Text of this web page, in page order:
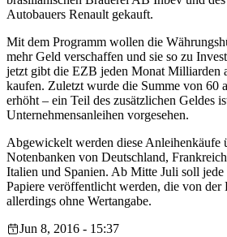
Autobauers Renault gekauft.
Mit dem Programm wollen die
mehr Geld verschaffen und sie so zu
jetzt gibt die EZB jeden Monat Milliarden
kaufen. Zuletzt wurde die Summe von 60
erhöht – ein Teil des zusätzlichen Geldes
Unternehmensanleihen vorgesehen.
Abgewickelt werden diese Anleihenkäufe
Notenbanken von Deutschland,
Italien und Spanien. Ab Mitte Juli soll jede
Papiere veröffentlicht werden, die von
allerdings ohne Wertangabe.
Jun 8, 2016 - 15:37